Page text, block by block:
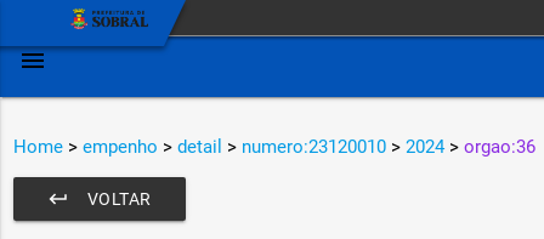
menu
Home > empenho > detail > numero:23120010 > 2024> orgao:36
VOLTAR
keyboard_return